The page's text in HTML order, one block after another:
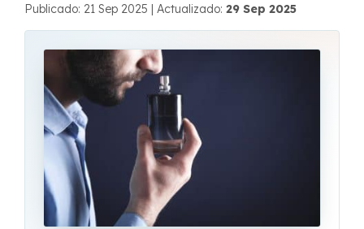
Publicado: 21 Sep 2025 | Actualizado: 29 Sep 2025